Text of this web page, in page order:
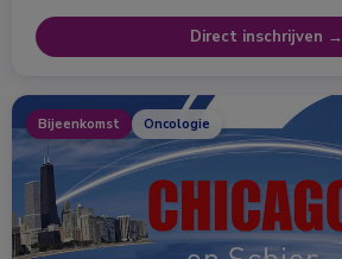
Direct inschrijven →
Bijeenkomst Oncologie